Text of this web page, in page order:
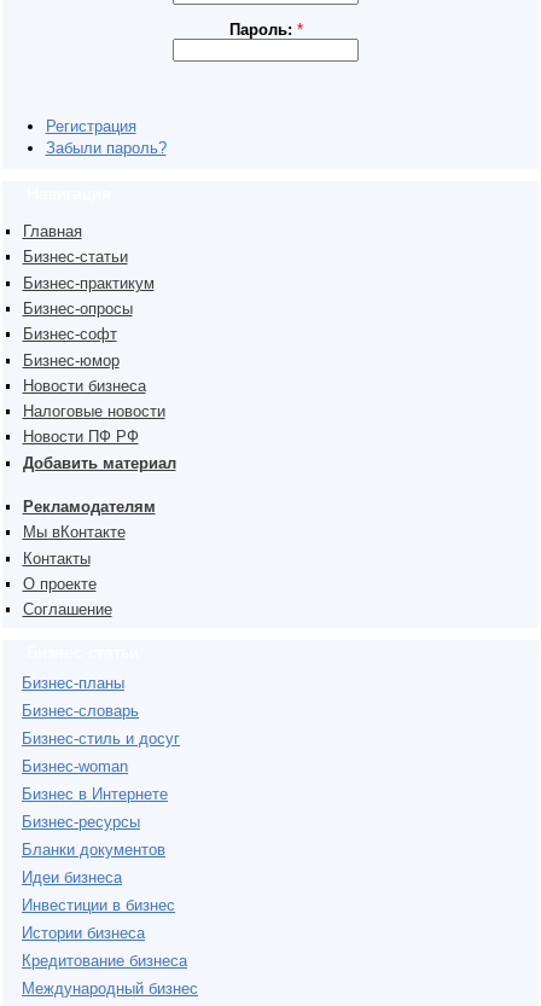
Пароль: *
Регистрация
Забыли пароль?
Главная
Бизнес-статьи
Бизнес-практикум
Бизнес-опросы
Бизнес-софт
Бизнес-юмор
Новости бизнеса
Налоговые новости
Новости ПФ РФ
Добавить материал
Рекламодателям
Мы вКонтакте
Контакты
О проекте
Соглашение
Бизнес-планы
Бизнес-словарь
Бизнес-стиль и досуг
Бизнес-woman
Бизнес в Интернете
Бизнес-ресурсы
Бланки документов
Идеи бизнеса
Инвестиции в бизнес
Истории бизнеса
Кредитование бизнеса
Международный бизнес